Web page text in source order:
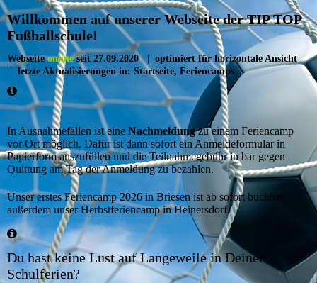
Willkommen auf unserer Webseite der TIP TOP
Fußballschule!
Webseiteonlineseit 27.09.2020 | optimiert für horizontale Ansicht
| letzte Aktualisierungen in: Startseite, Feriencamps
In Ausnahmefällen ist eine Nachmeldungzu einem Feriencamp
vor Ort möglich. Dafür ist dann sofort ein Anmeldeformular in
Papierform auszufüllen und die Teilnahmegebühr in bar gegen
Quittung am Tag der Anmeldung zu bezahlen.
Unser erstes Feriencamp 2026 in Briesen ist ab sofort buchbar,
außerdem unser Herbstferiencamp in Heinersdorf.
Du hast keine Lust auf Langeweile in Deinen
Schulferien?